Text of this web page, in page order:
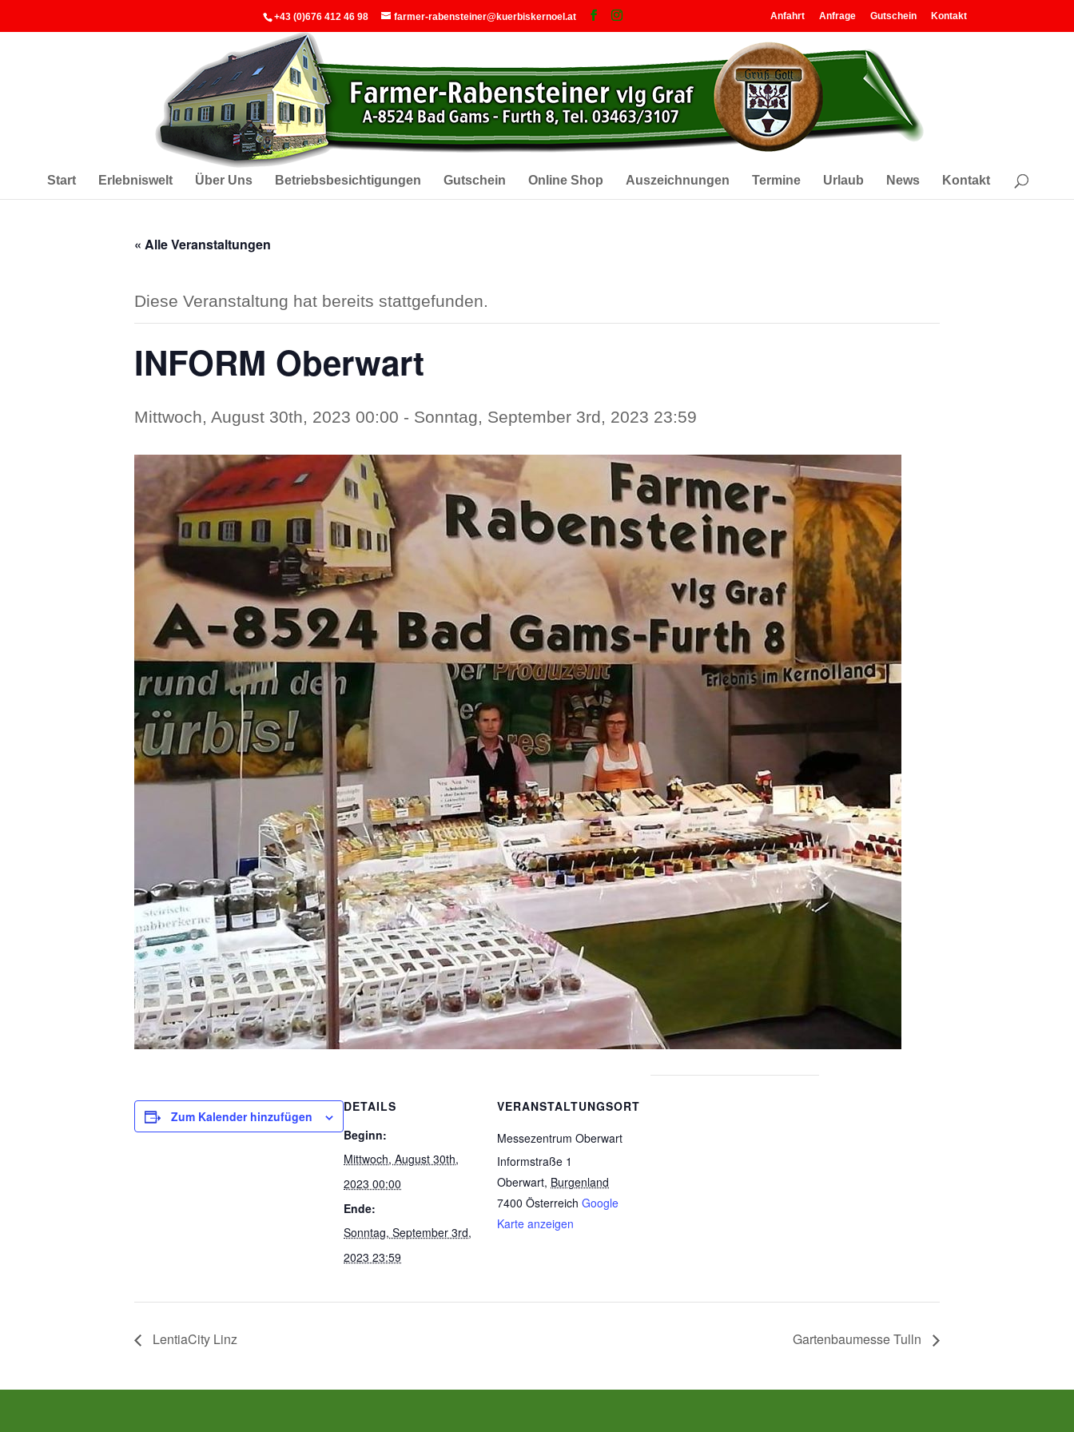
+43 (0)676 412 46 98 farmer-rabensteiner@kuerbiskernoel.at Anfahrt Anfrage Gutschein Kontakt
Start Erlebniswelt Über Uns Betriebsbesichtigungen Gutschein Online Shop Auszeichnungen Termine Urlaub News Kontakt
« Alle Veranstaltungen
Diese Veranstaltung hat bereits stattgefunden.
INFORM Oberwart
Mittwoch, August 30th, 2023 00:00 - Sonntag, September 3rd, 2023 23:59
Zum Kalender hinzufügen
DETAILS
Beginn:
Mittwoch, August 30th,
2023 00:00
Ende:
Sonntag, September 3rd,
2023 23:59
VERANSTALTUNGSORT
Messezentrum Oberwart
Informstraße 1
Oberwart, Burgenland
7400 Österreich Google
Karte anzeigen
LentiaCity Linz Gartenbaumesse Tulln